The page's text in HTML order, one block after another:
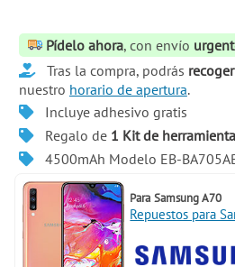
Pídelo ahora, con envío
Tras la compra, podrás
nuestro horario de apertura.
Incluye adhesivo gratis
Regalo de 1 Kit de
4500mAh Modelo EB-
Para Samsung A70
Repuestos para